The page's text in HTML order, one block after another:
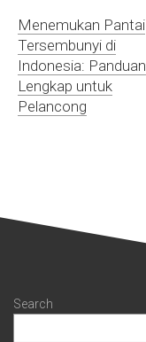
Menemukan Pantai
Tersembunyi di
Indonesia: Panduan
Lengkap untuk
Pelancong
Search